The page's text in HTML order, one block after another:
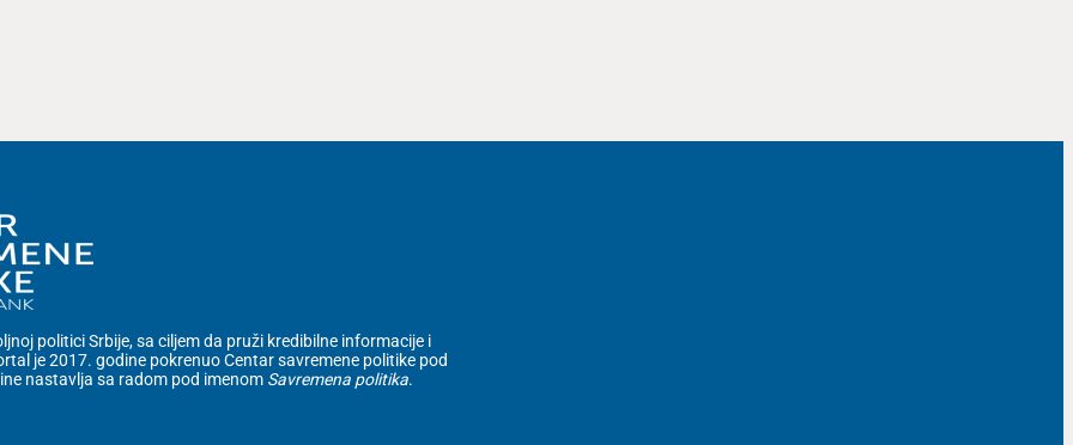
politici Srbije, sa ciljem da pruži kredibilne informacije i
je 2017. godine pokrenuo Centar savremene politike pod
nastavlja sa radom pod imenom Savremena politika.